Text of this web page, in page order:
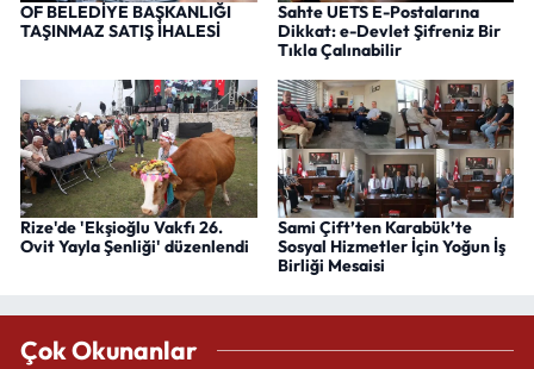
OF BELEDİYE BAŞKANLIĞI
TAŞINMAZ SATIŞ İHALESİ
Sahte UETS E-Postalarına
Dikkat: e-Devlet Şifreniz Bir
Tıkla Çalınabilir
Rize'de 'Ekşioğlu Vakfı 26.
Ovit Yayla Şenliği' düzenlendi
Sami Çift’ten Karabük’te
Sosyal Hizmetler İçin Yoğun İş
Birliği Mesaisi
Çok Okunanlar